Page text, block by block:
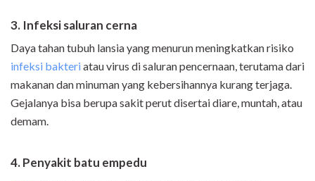
3. Infeksi saluran cerna
Daya tahan tubuh lansia yang menurun meningkatkan risiko
infeksi bakteriatau virus di saluran pencernaan, terutama dari
makanan dan minuman yang kebersihannya kurang terjaga.
Gejalanya bisa berupa sakit perut disertai diare, muntah, atau
demam.
4. Penyakit batu empedu